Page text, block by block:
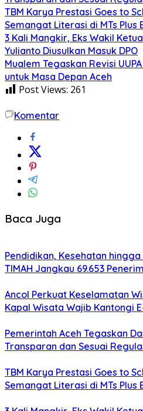
TBM Karya Prestasi Goes to
Semangat Literasi di MTs Plus
3 Kali Mangkir, Eks Wakil
Yulianto Diusulkan Masuk DPO
Mualem Tegaskan Revisi
untuk Masa Depan Aceh
Post Views: 261
Komentar
Baca Juga
Pendidikan, Kesehatan hingga
TIMAH Jangkau 69.653
Ancol Perkuat Keselamatan
Kapal Wisata Wajib Kantongi
Pemerintah Aceh Tegaskan
Transparan dan Sesuai
TBM Karya Prestasi Goes to
Semangat Literasi di MTs Plus